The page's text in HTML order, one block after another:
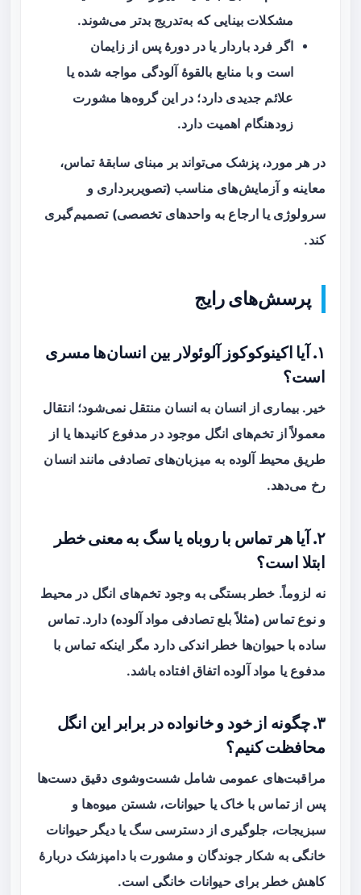
مشکلات بینایی که به‌تدریج بدتر می‌شوند.
اگر فرد باردار یا در دورهٔ پس از زایمان
است و با منابع بالقوهٔ آلودگی مواجه شده یا
علائم جدیدی دارد؛ در این گروه‌ها مشورت
زودهنگام اهمیت دارد.
در هر مورد، پزشک می‌تواند بر مبنای سابقهٔ تماس،
معاینه و آزمایش‌های مناسب (تصویربرداری و
سرولوژی یا ارجاع به واحدهای تخصصی) تصمیم‌گیری
کند.
پرسش‌های رایج
۱. آیا اکینوکوکوز آلوئولار بین انسان‌ها مسری
است؟
خیر. بیماری از انسان به انسان منتقل نمی‌شود؛ انتقال
معمولاً از تخم‌های انگل موجود در مدفوع کانیدها یا از
طریق محیط آلوده به میزبان‌های تصادفی مانند انسان
رخ می‌دهد.
۲. آیا هر تماس با روباه یا سگ به معنی خطر
ابتلا است؟
نه لزوماً. خطر بستگی به وجود تخم‌های انگل در محیط
و نوع تماس (مثلاً بلع تصادفی مواد آلوده) دارد. تماس
ساده با حیوان‌ها خطر اندکی دارد مگر اینکه تماس با
مدفوع یا مواد آلوده اتفاق افتاده باشد.
۳. چگونه از خود و خانواده در برابر این انگل
محافظت کنیم؟
مراقبت‌های عمومی شامل شست‌وشوی دقیق دست‌ها
پس از تماس با خاک یا حیوانات، شستن میوه‌ها و
سبزیجات، جلوگیری از دسترسی سگ یا دیگر حیوانات
خانگی به شکار جوندگان و مشورت با دامپزشک دربارهٔ
کاهش خطر برای حیوانات خانگی است.